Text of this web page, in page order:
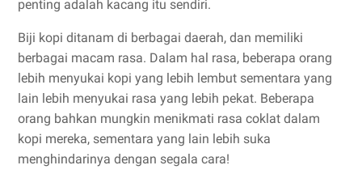
penting adalah kacang itu sendiri.
Biji kopi ditanam di berbagai daerah, dan memiliki
berbagai macam rasa. Dalam hal rasa, beberapa orang
lebih menyukai kopi yang lebih lembut sementara yang
lain lebih menyukai rasa yang lebih pekat. Beberapa
orang bahkan mungkin menikmati rasa coklat dalam
kopi mereka, sementara yang lain lebih suka
menghindarinya dengan segala cara!